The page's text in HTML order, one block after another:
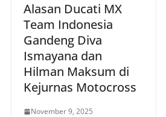
Alasan Ducati MX
Team Indonesia
Gandeng Diva
Ismayana dan
Hilman Maksum di
Kejurnas Motocross
November 9, 2025